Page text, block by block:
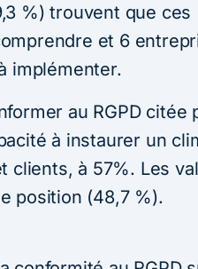
%) trouvent que ces
et 6
implémenter.
au RGPD citée
à instaurer un
clients, à 57%. Les
position (48,7 %).